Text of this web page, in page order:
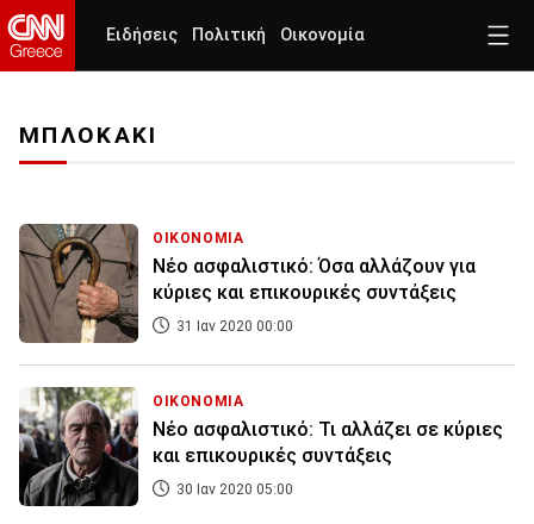
Ειδήσεις Πολιτική Οικονομία
ΜΠΛΟΚΑΚΙ
ΟΙΚΟΝΟΜΙΑ
Νέο ασφαλιστικό: Όσα αλλάζουν για
κύριες και επικουρικές συντάξεις
31 Ιαν 2020 00:00
ΟΙΚΟΝΟΜΙΑ
Νέο ασφαλιστικό: Τι αλλάζει σε κύριες
και επικουρικές συντάξεις
30 Ιαν 2020 05:00